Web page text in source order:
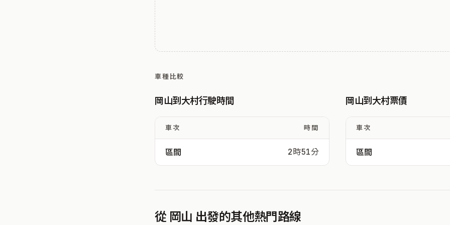
車種比較
岡山到大村行駛時間
車次 時間
區間 2時51分
岡山到大村票價
車次
區間
從 岡山 出發的其他熱門路線